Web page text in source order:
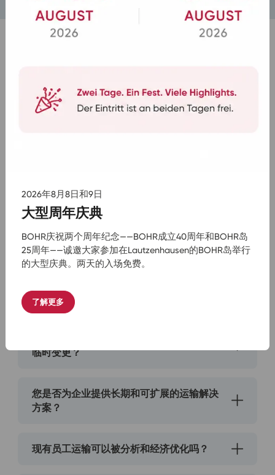
稳定性和可计划性。这样可以减轻您的组织负担，提高
计划的可靠性，并确保您的员工随时可靠地到达目的
联系我们
关于工作交通和员工班车的常见问题
路线是如何规划的？
临时变更？
您是否为企业提供长期和可扩展的运输解决
方案？
现有员工运输可以被分析和经济优化吗？
大型周年庆典
2026年8月8日和9日
BOHR庆祝两个周年纪念——BOHR成立40周年和BOHR岛
25周年——诚邀大家参加在Lautzenhausen的BOHR岛举行
的大型庆典。两天的入场免费。
了解更多